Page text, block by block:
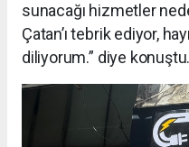
sunacağı hizmetler
Çatan’ı tebrik ediyor,
diliyorum.” diye konuştu.